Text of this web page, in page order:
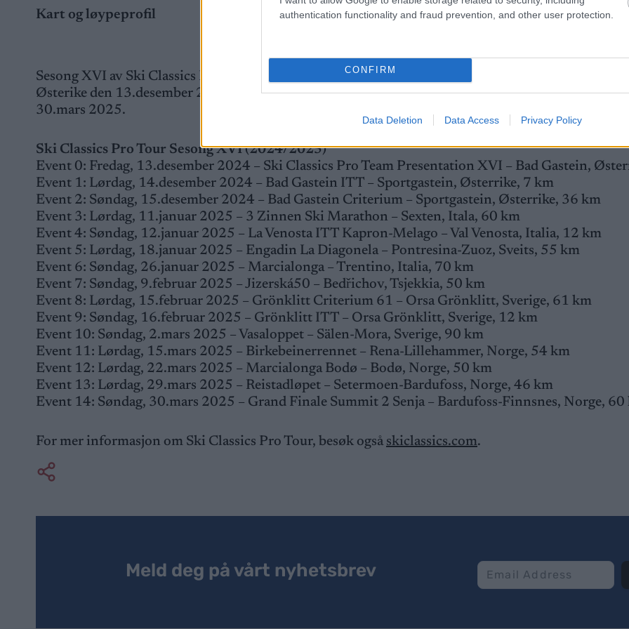
authentication functionality and fraud prevention, and other user protection.
CONFIRM
Data Deletion Data Access Privacy Policy
Kart og løypeprofil
Sesong XVI av Ski Classics Pro Tour består av 14 renn under 10 helger i 6 land. Starten gikk i Bad
Østerike den 13.desember 2024 og finalen går i Troms med Ski Classics Grand Finale Summit 2
30.mars 2025.
Ski Classics Pro Tour Sesong XVI (2024/2025)
Event 0: Fredag, 13.desember 2024 – Ski Classics Pro Team Presentation XVI – Bad Gastein,
Event 1: Lørdag, 14.desember 2024 – Bad Gastein ITT – Sportgastein, Østerrike, 7 km
Event 2: Søndag, 15.desember 2024 – Bad Gastein Criterium – Sportgastein, Østerrike, 36 km
Event 3: Lørdag, 11.januar 2025 – 3 Zinnen Ski Marathon – Sexten, Itala, 60 km
Event 4: Søndag, 12.januar 2025 – La Venosta ITT Kapron-Melago – Val Venosta, Italia, 12 km
Event 5: Lørdag, 18.januar 2025 – Engadin La Diagonela – Pontresina-Zuoz, Sveits, 55 km
Event 6: Søndag, 26.januar 2025 – Marcialonga – Trentino, Italia, 70 km
Event 7: Søndag, 9.februar 2025 – Jizerská50 – Bedřichov, Tsjekkia, 50 km
Event 8: Lørdag, 15.februar 2025 – Grönklitt Criterium 61 – Orsa Grönklitt, Sverige, 61 km
Event 9: Søndag, 16.februar 2025 – Grönklitt ITT – Orsa Grönklitt, Sverige, 12 km
Event 10: Søndag, 2.mars 2025 – Vasaloppet – Sälen-Mora, Sverige, 90 km
Event 11: Lørdag, 15.mars 2025 – Birkebeinerrennet – Rena-Lillehammer, Norge, 54 km
Event 12: Lørdag, 22.mars 2025 – Marcialonga Bodø – Bodø, Norge, 50 km
Event 13: Lørdag, 29.mars 2025 – Reistadløpet – Setermoen-Bardufoss, Norge, 46 km
Event 14: Søndag, 30.mars 2025 – Grand Finale Summit 2 Senja – Bardufoss-Finnsnes, Norge, 60
For mer informasjon om Ski Classics Pro Tour, besøk også skiclassics.com.
Meld deg på vårt nyhetsbrev